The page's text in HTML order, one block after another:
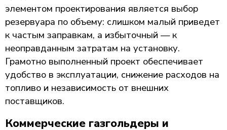
элементом проектирования является выбор
резервуара по объему: слишком малый приведет
к частым заправкам, а избыточный — к
неоправданным затратам на установку.
Грамотно выполненный проект обеспечивает
удобство в эксплуатации, снижение расходов на
топливо и независимость от внешних
поставщиков.
Коммерческие газгольдеры и